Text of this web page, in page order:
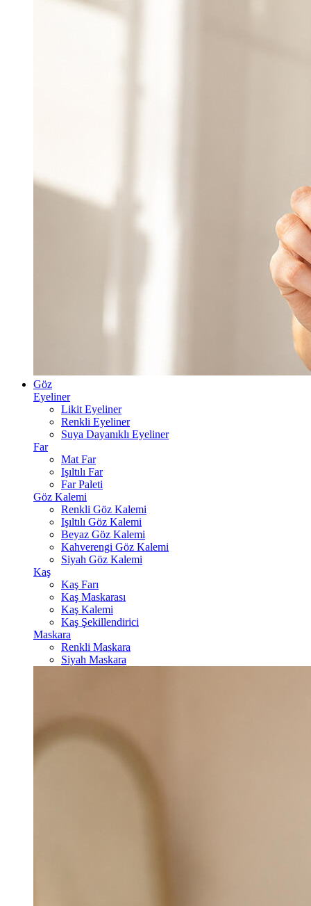
Göz
Eyeliner
Likit Eyeliner
Renkli Eyeliner
Suya Dayanıklı Eyeliner
Far
Mat Far
Işıltılı Far
Far Paleti
Göz Kalemi
Renkli Göz Kalemi
Işıltılı Göz Kalemi
Beyaz Göz Kalemi
Kahverengi Göz Kalemi
Siyah Göz Kalemi
Kaş
Kaş Farı
Kaş Maskarası
Kaş Kalemi
Kaş Şekillendirici
Maskara
Renkli Maskara
Siyah Maskara